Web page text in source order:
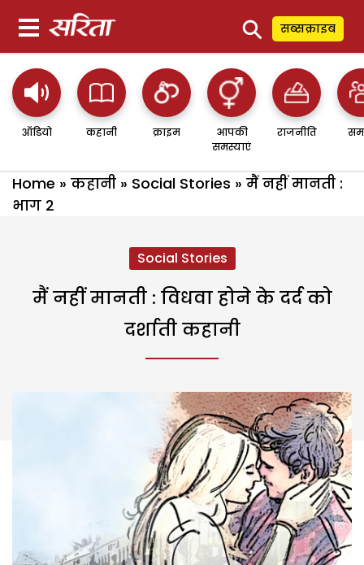
⚲ सब्सक्राइब
ऑडियो कहानी क्राइम
आपकी
समस्याएं
राजनीति
Home » कहानी » Social Stories » मैं नहीं मानती :
भाग 2
Social Stories
मैं नहीं मानती : विधवा होने के दर्द को
दर्शाती कहानी